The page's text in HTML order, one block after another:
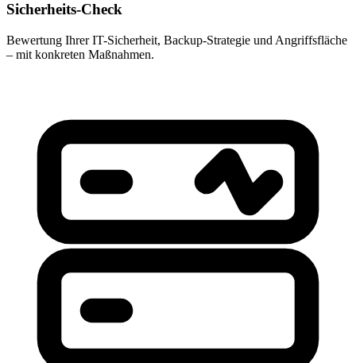
Sicherheits-Check
Bewertung Ihrer IT-Sicherheit, Backup-Strategie und Angriffsfläche
– mit konkreten Maßnahmen.